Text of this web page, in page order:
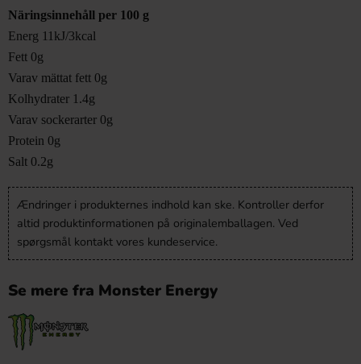
Näringsinnehåll per 100 g
Energ 11kJ/3kcal
Fett 0g
Varav mättat fett 0g
Kolhydrater 1.4g
Varav sockerarter 0g
Protein 0g
Salt 0.2g
Ændringer i produkternes indhold kan ske. Kontroller derfor
altid produktinformationen på originalemballagen. Ved
spørgsmål kontakt vores kundeservice.
Se mere fra Monster Energy